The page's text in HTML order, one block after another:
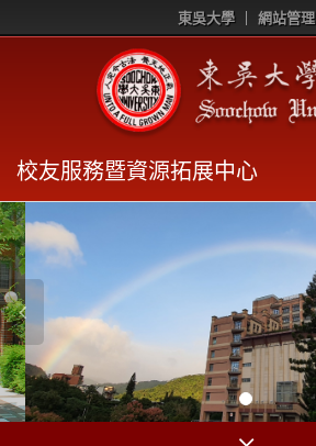
東吳大學 網站管理
校友服務暨資源拓展中心